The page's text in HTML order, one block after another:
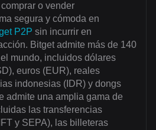
o vender
segura y cómoda en
P2P sin incurrir en
Bitget admite más de 140
mundo, incluidos dólares
euros (EUR), reales
indonesias (IDR) y dongs
admite una amplia gama de
las transferencias
y SEPA), las billeteras